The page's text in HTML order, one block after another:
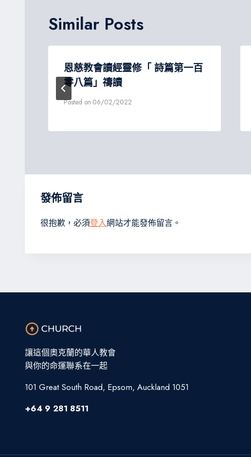
Similar Posts
恩慈教會讀經靈修「 詩篇第一百
零八篇」禱讀
Posted on 06/02/2022
發佈留言
很抱歉，必須登入網站才能發佈留言。
讓這個奧克蘭的華人教會
與你的命運聯系在一起
101 Great South Road, Epsom, Auckland 1051
+64 9 281 8511